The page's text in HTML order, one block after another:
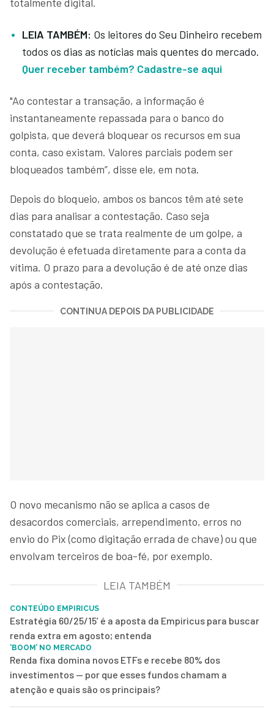
LEIA TAMBÉM: Os leitores do Seu Dinheiro recebem
todos os dias as notícias mais quentes do mercado.
Quer receber também? Cadastre-se aqui
"Ao contestar a transação, a informação é
instantaneamente repassada para o banco do
golpista, que deverá bloquear os recursos em sua
conta, caso existam. Valores parciais podem ser
bloqueados também”, disse ele, em nota.
Depois do bloqueio, ambos os bancos têm até sete
dias para analisar a contestação. Caso seja
constatado que se trata realmente de um golpe, a
devolução é efetuada diretamente para a conta da
vítima. O prazo para a devolução é de até onze dias
após a contestação.
CONTINUA DEPOIS DA PUBLICIDADE
O novo mecanismo não se aplica a casos de
desacordos comerciais, arrependimento, erros no
envio do Pix (como digitação errada de chave) ou que
envolvam terceiros de boa-fé, por exemplo.
LEIA TAMBÉM
CONTEÚDO EMPIRICUS
Estratégia 60/25/15’ é a aposta da Empiricus para buscar
renda extra em agosto; entenda
‘BOOM’ NO MERCADO
Renda fixa domina novos ETFs e recebe 80% dos
investimentos — por que esses fundos chamam a
atenção e quais são os principais?